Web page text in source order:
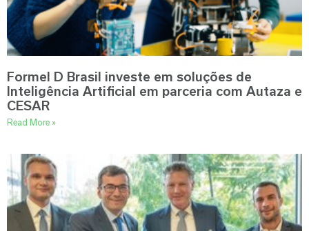
Formel D Brasil investe em soluções de
Inteligência Artificial em parceria com Autaza e
CESAR
Read More »